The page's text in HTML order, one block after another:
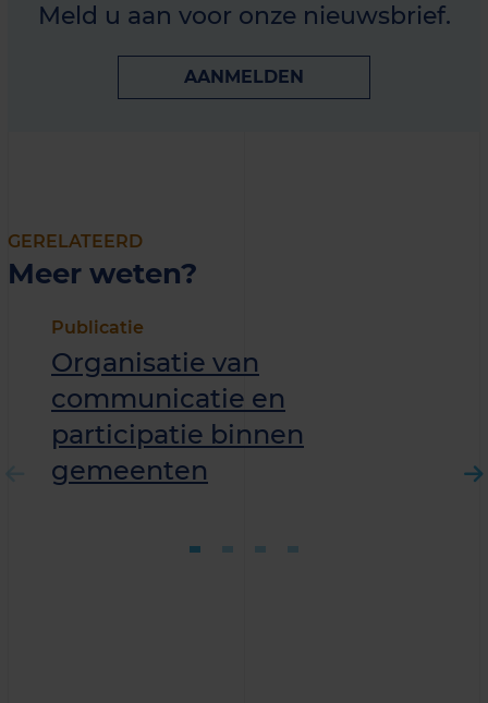
Meld u aan voor onze nieuwsbrief.
AANMELDEN
GERELATEERD
Meer weten?
Publicatie
Organisatie van
communicatie en
participatie binnen
gemeenten